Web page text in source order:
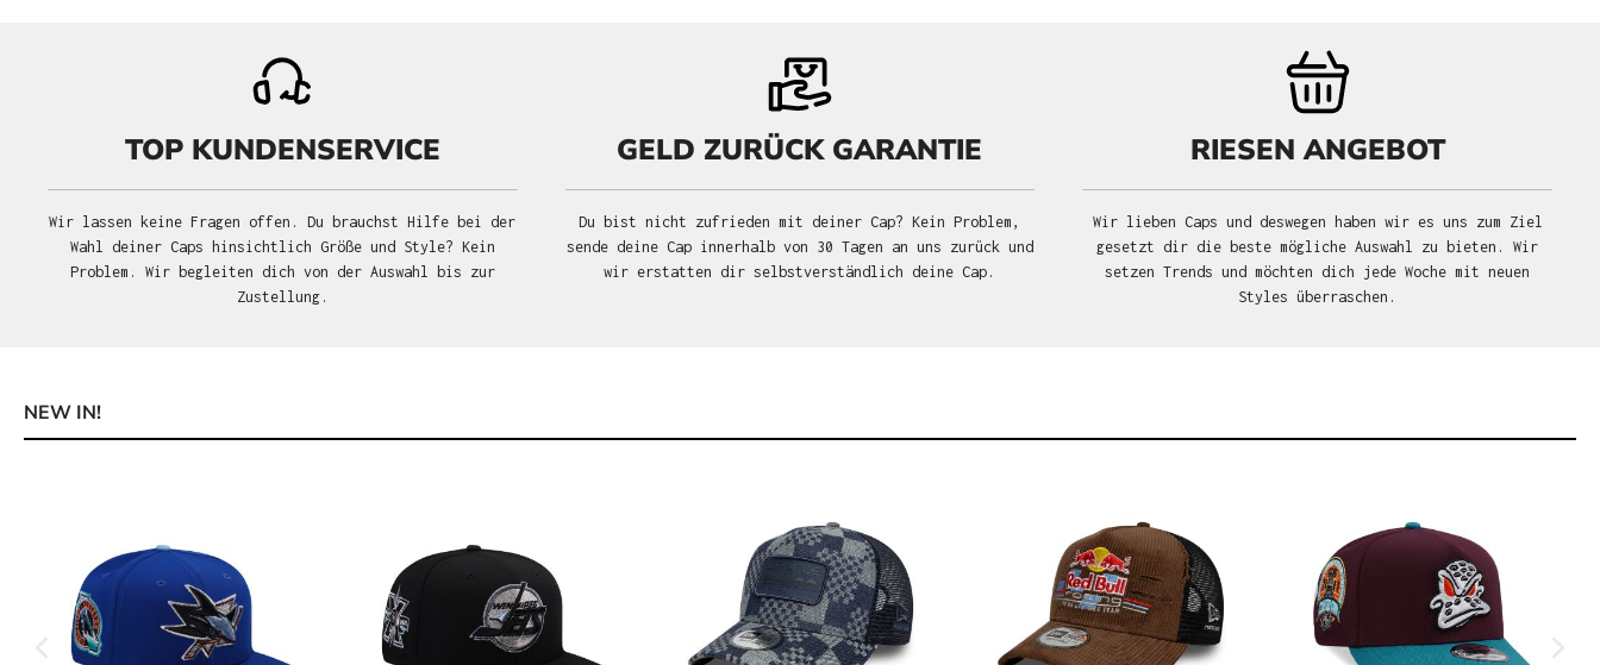
TOP KUNDENSERVICE
Wir lassen keine Fragen offen. Du brauchst Hilfe bei der
Wahl deiner Caps hinsichtlich Größe und Style? Kein
Problem. Wir begleiten dich von der Auswahl bis zur
Zustellung.
GELD ZURÜCK GARANTIE
Du bist nicht zufrieden mit deiner Cap? Kein Problem,
sende deine Cap innerhalb von 30 Tagen an uns zurück und
wir erstatten dir selbstverständlich deine Cap.
RIESEN ANGEBOT
Wir lieben Caps und deswegen haben wir es uns zum Ziel
gesetzt dir die beste mögliche Auswahl zu bieten. Wir
setzen Trends und möchten dich jede Woche mit neuen
Styles überraschen.
NEW IN!